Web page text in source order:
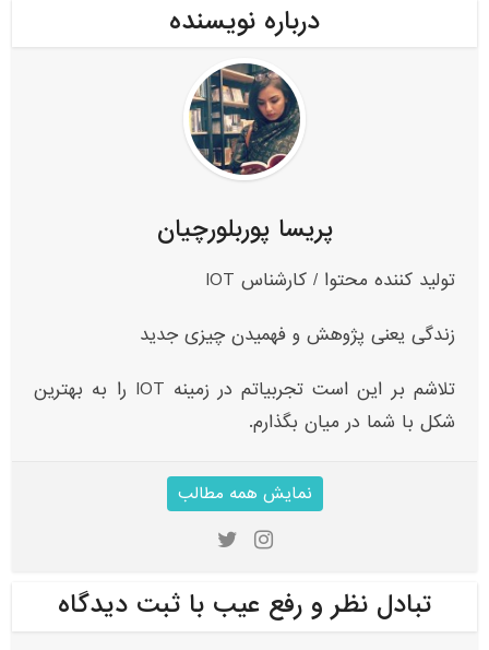
درباره نویسنده
پریسا پوربلورچیان
تولید کننده محتوا / کارشناس IOT
زندگی یعنی پژوهش و فهمیدن چیزی جدید
تلاشم بر این است تجربیاتم در زمینه IOT‌ را به بهترین
شکل با شما در میان بگذارم.
نمایش همه مطالب
تبادل نظر و رفع عیب با ثبت دیدگاه